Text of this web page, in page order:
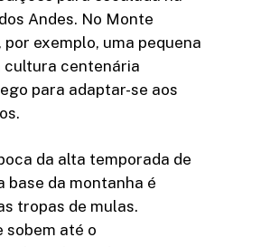
Andes. No Monte
exemplo, uma pequena
cultura centenária
para adaptar-se aos
da alta temporada de
base da montanha é
tropas de mulas.
sobem até o